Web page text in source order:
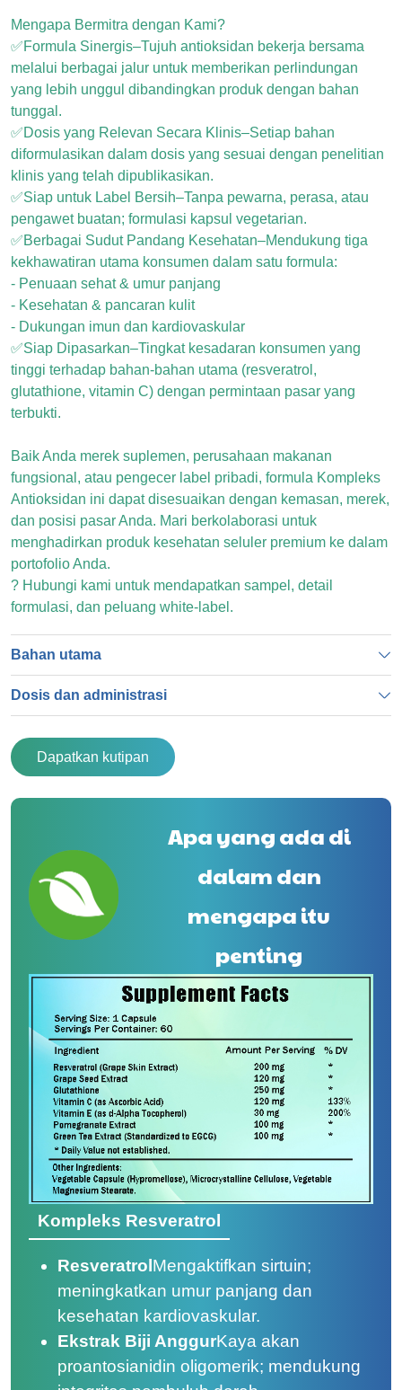
Mengapa Bermitra dengan Kami?
✅Formula Sinergis–Tujuh antioksidan bekerja bersama
melalui berbagai jalur untuk memberikan perlindungan
yang lebih unggul dibandingkan produk dengan bahan
tunggal.
✅Dosis yang Relevan Secara Klinis–Setiap bahan
diformulasikan dalam dosis yang sesuai dengan penelitian
klinis yang telah dipublikasikan.
✅Siap untuk Label Bersih–Tanpa pewarna, perasa, atau
pengawet buatan; formulasi kapsul vegetarian.
✅Berbagai Sudut Pandang Kesehatan–Mendukung tiga
kekhawatiran utama konsumen dalam satu formula:
- Penuaan sehat & umur panjang
- Kesehatan & pancaran kulit
- Dukungan imun dan kardiovaskular
✅Siap Dipasarkan–Tingkat kesadaran konsumen yang
tinggi terhadap bahan-bahan utama (resveratrol,
glutathione, vitamin C) dengan permintaan pasar yang
terbukti.
Baik Anda merek suplemen, perusahaan makanan
fungsional, atau pengecer label pribadi, formula Kompleks
Antioksidan ini dapat disesuaikan dengan kemasan, merek,
dan posisi pasar Anda. Mari berkolaborasi untuk
menghadirkan produk kesehatan seluler premium ke dalam
portofolio Anda.
? Hubungi kami untuk mendapatkan sampel, detail
formulasi, dan peluang white-label.
Bahan utama
Dosis dan administrasi
Dapatkan kutipan
Apa yang ada di
dalam dan
mengapa itu
penting
Kompleks Resveratrol
Resveratrol Mengaktifkan sirtuin;
meningkatkan umur panjang dan
kesehatan kardiovaskular.
Ekstrak Biji AnggurKaya akan
proantosianidin oligomerik; mendukung